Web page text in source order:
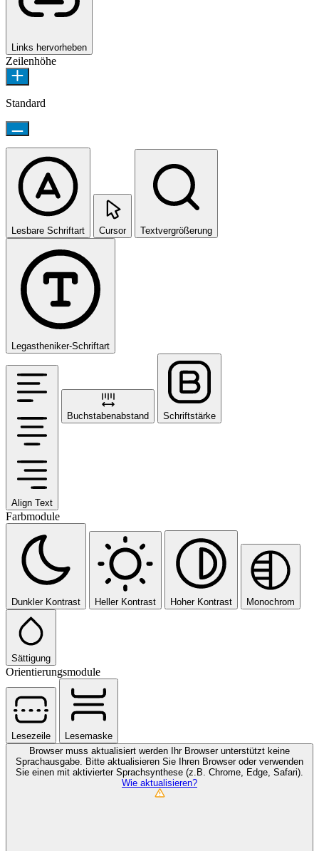
Links hervorheben
Zeilenhöhe
Standard
Lesbare Schriftart Cursor Textvergrößerung
Legastheniker-Schriftart
Align Text
Buchstabenabstand Schriftstärke
Farbmodule
Dunkler Kontrast Heller Kontrast Hoher Kontrast Monochrom
Sättigung
Orientierungsmodule
Lesezeile
Lesemaske
Browser muss aktualisiert werden Ihr Browser unterstützt keine
Sprachausgabe. Bitte aktualisieren Sie Ihren Browser oder verwenden
Sie einen mit aktivierter Sprachsynthese (z.B. Chrome, Edge, Safari).
Wie aktualisieren?